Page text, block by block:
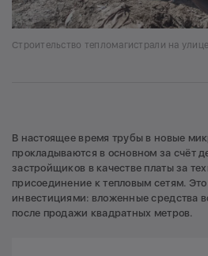
Строительство тепломагистрали на
В настоящее время трубы в новые
прокладываются в основном за счёт
застройщиков в качестве платы за
присоединение к тепловым сетям. Это
инвестициями: вложенные средства
после продажи квадратных метров.